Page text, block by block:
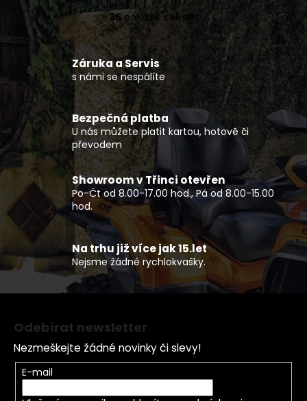
O
v
l
á
d
a
c
í
p
r
v
k
v
ý
p
i
u
35položek celkem
Záruka a Servis
s námi se nespálíte
Bezpečná platba
U nás můžete platit kartou, hotově či
převodem
Showroom v Třinci otevřen
Po-Čt od 8.00-17.00 hod., Pá od 8.00-15.00
hod.
Na trhu již více jak 15.let
Nejsme žádné rychlokvašky.
Odebírat newsletter
Nezmeškejte žádné novinky či slevy!
E-mail